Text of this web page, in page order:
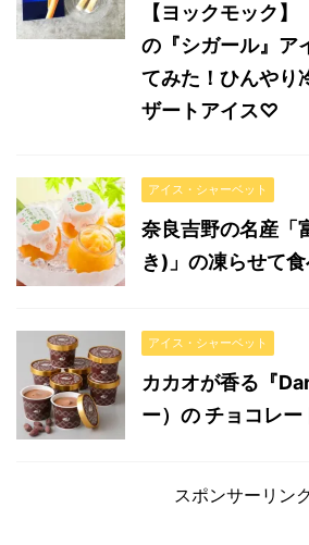
【ヨックモック】
の『シガール』ア
てみた！ひんやり
ザートアイス♡
アイス・シャーベット
奈良吉野の名産「
き)」の凍らせて
アイス・シャーベット
カカオが香る『
ー）の チョコレー
スポンサーリン